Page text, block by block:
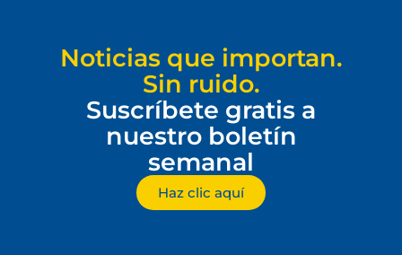
Noticias que importan.
Sin ruido.
Suscríbete gratis a
nuestro boletín
semanal
Haz clic aquí